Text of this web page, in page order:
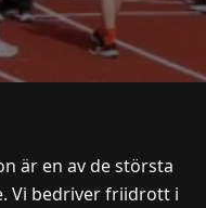
är en av de största
Vi bedriver friidrott i